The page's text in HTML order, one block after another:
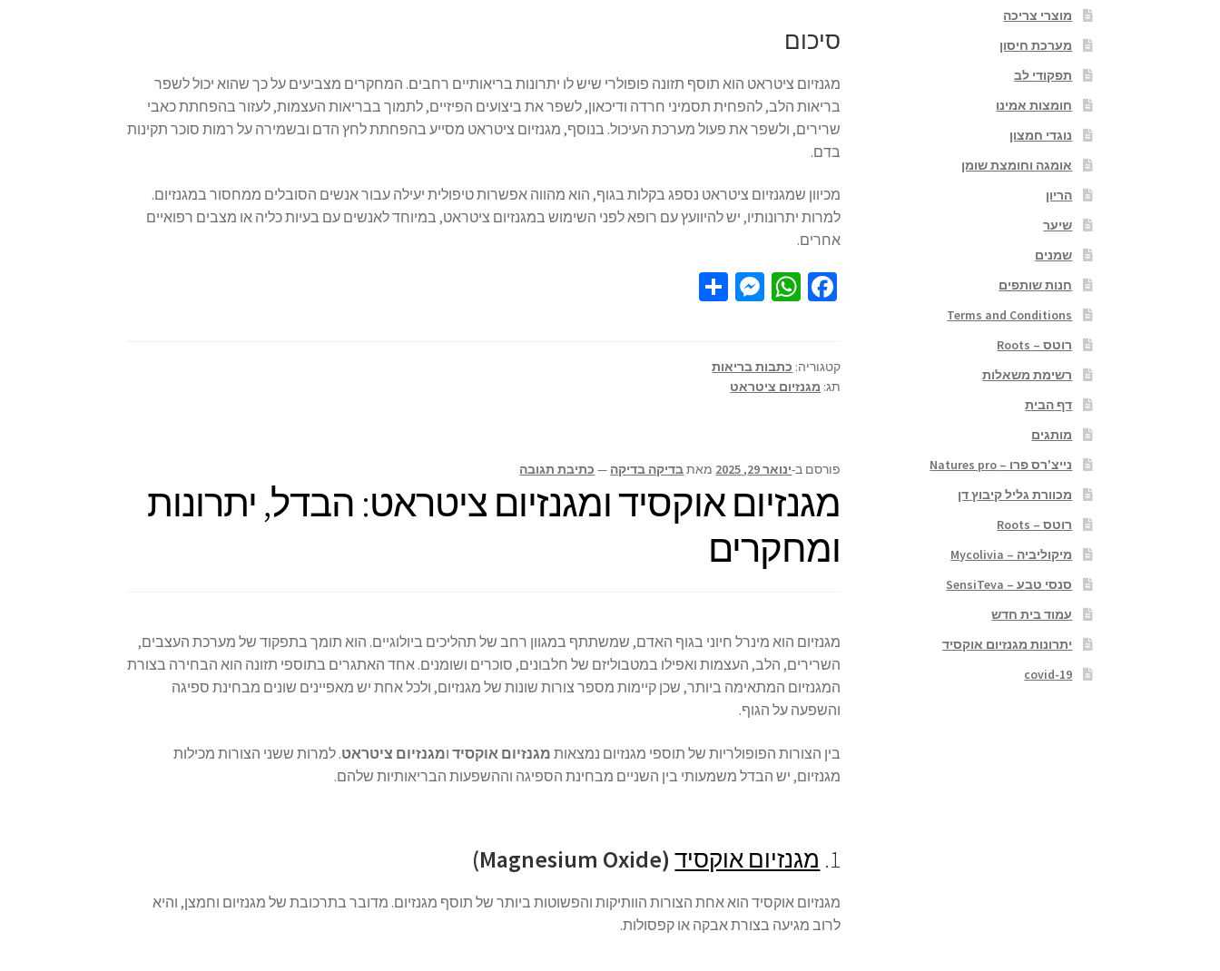
סיכום
מגנזיום ציטראט הוא תוסף תזונה פופולרי שיש לו יתרונות בריאותיים רחבים. המחקרים מצביעים על כך שהוא יכול לשפר
בריאות הלב, להפחית תסמיני חרדה ודיכאון, לשפר את ביצועים הפיזיים, לתמוך בבריאות העצמות, לעזור בהפחתת כאבי
שרירים, ולשפר את פעול מערכת העיכול. בנוסף, מגנזיום ציטראט מסייע בהפחתת לחץ הדם ובשמירה על רמות סוכר תקינות
בדם.
מכיוון שמגנזיום ציטראט נספג בקלות בגוף, הוא מהווה אפשרות טיפולית יעילה עבור אנשים הסובלים ממחסור במגנזיום.
למרות יתרונותיו, יש להיוועץ עם רופא לפני השימוש במגנזיום ציטראט, במיוחד לאנשים עם בעיות כליה או מצבים רפואיים
אחרים.
Fa
o
o
W
sA
p
M
n
ge
S
קטגוריה: כתבות בריאות
תג: מגנזיום ציטראט
פורסם ב-ינואר 29, 2025 מאתבדיקה בדיקה — כתיבת תגובה
מגנזיום אוקסיד ומגנזיום ציטראט: הבדל, יתרונות
ומחקרים
מגנזיום הוא מינרל חיוני בגוף האדם, שמשתתף במגוון רחב של תהליכים ביולוגיים. הוא תומך בתפקוד של מערכת העצבים,
השרירים, הלב, העצמות ואפילו במטבוליזם של חלבונים, סוכרים ושומנים. אחד האתגרים בתוספי תזונה הוא הבחירה בצורת
המגנזיום המתאימה ביותר, שכן קיימות מספר צורות שונות של מגנזיום, ולכל אחת יש מאפיינים שונים מבחינת ספיגה
והשפעה על הגוף.
בין הצורות הפופולריות של תוספי מגנזיום נמצאות מגנזיום אוקסידומגנזיום ציטראט. למרות ששני הצורות מכילות
מגנזיום, יש הבדל משמעותי בין השניים מבחינת הספיגה וההשפעות הבריאותיות שלהם.
1. מגנזיום אוקסיד(Magnesium Oxide)
מגנזיום אוקסיד הוא אחת הצורות הוותיקות והפשוטות ביותר של תוסף מגנזיום. מדובר בתרכובת של מגנזיום וחמצן, והיא
לרוב מגיעה בצורת אבקה או קפסולות.
מוצרי צריכה
מערכת חיסון
תפקודי לב
חומצות אמינו
נוגדי חמצון
אומגה וחומצת שומן
הריון
שיער
שמנים
חנות שותפים
Terms and Conditions
רוטס – Roots
רשימת משאלות
דף הבית
מותגים
נייצ'רס פרו – Natures pro
מכוורת גליל קיבוץ דן
רוטס – Roots
מיקוליביה – Mycolivia
סנסי טבע – SensiTeva
עמוד בית חדש
יתרונות מגנזיום אוקסיד
covid-19